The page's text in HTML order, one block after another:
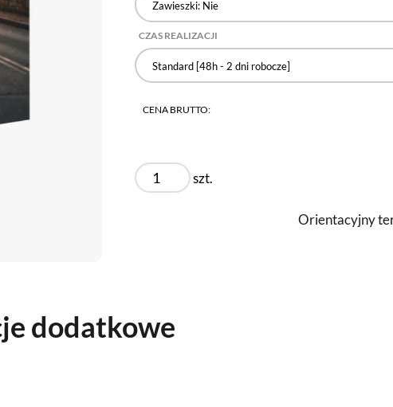
Zawieszki: Nie
CZAS REALIZACJI
Standard [48h - 2 dni robocze]
CENA BRUTTO:
szt.
Orientacyjny
dodatkowe